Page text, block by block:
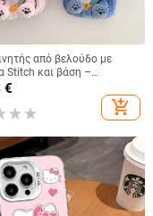
από βελούδο με
Stitch και βάση –
καρτούν στυλ,
από πτώσεις, συμβατή
11–17 σειρές
€
add_shopping_cart